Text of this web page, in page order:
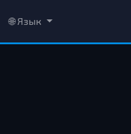
🌐 Язык